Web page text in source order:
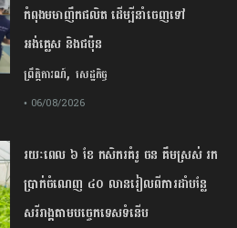
កំពុងមមាញឹកផលិត ដើម្បីនាំចេញទៅ
អង់គ្លេស និងជប៉ុន
ព្រឹត្តិការណ៍, សេដ្ឋកិច្ច
• 06/08/2026
រយៈពេល ៦ ខែ កសិករគំរូ ចន គឹមស្រស់ រក
ប្រាក់ចំណេញ ៤០ លានរៀលពីការដាំបន្លែ
សរីរាង្គតាមបច្ចេកទេសទំនើប